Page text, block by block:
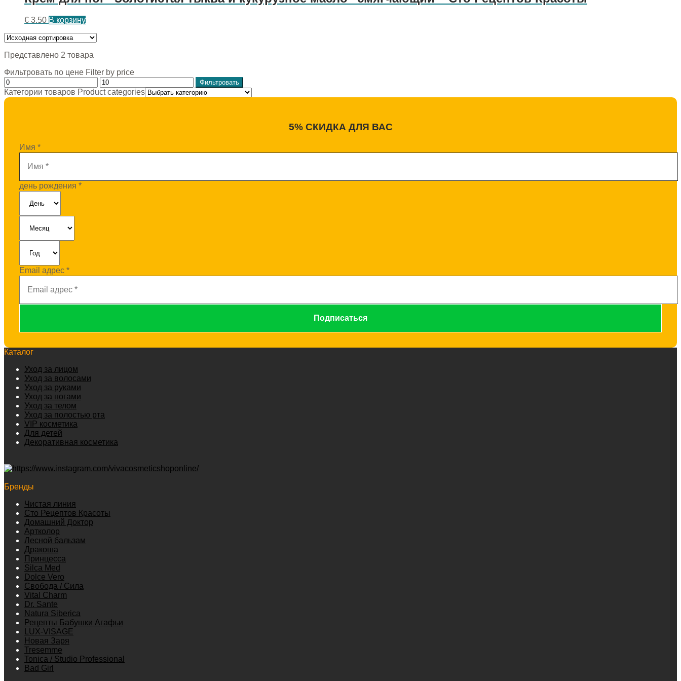
€ 3.50 В корзину
Представлено 2 товара
Фильтровать по цене Filter by price
Фильтровать
Категории товаров Product categories
5% СКИДКА ДЛЯ ВАС
Имя *
день рождения *
Email адрес *
Каталог
Уход за лицом
Уход за волосами
Уход за руками
Уход за ногами
Уход за телом
Уход за полостью рта
VIP косметика
Для детей
Декоративная косметика
Бренды
Чистая линия
Сто Рецептов Красоты
Домашний Доктор
Артколор
Лесной бальзам
Дракоша
Принцесса
Silca Med
Dolce Vero
Свобода / Сила
Vital Charm
Dr. Sante
Natura Siberica
Рецепты Бабушки Агафьи
LUX-VISAGE
Новая Заря
Tresemme
Tonica / Studio Professional
Bad Girl